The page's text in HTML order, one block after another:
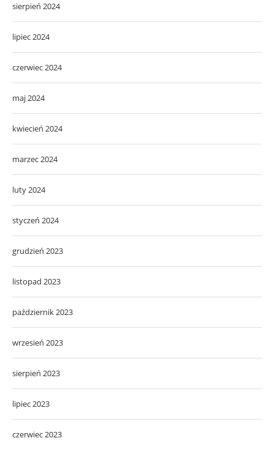
sierpień 2024
lipiec 2024
czerwiec 2024
maj 2024
kwiecień 2024
marzec 2024
luty 2024
styczeń 2024
grudzień 2023
listopad 2023
październik 2023
wrzesień 2023
sierpień 2023
lipiec 2023
czerwiec 2023